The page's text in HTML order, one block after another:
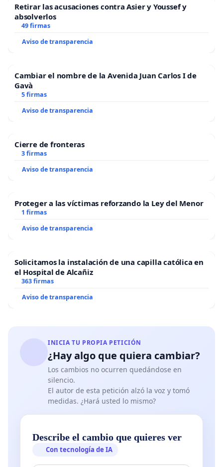
Retirar las acusaciones contra Asier y Youssef y
absolverlos
49 firmas
Aviso de transparencia
Cambiar el nombre de la Avenida Juan Carlos I de
Gavà
5 firmas
Aviso de transparencia
Cierre de fronteras
3 firmas
Aviso de transparencia
Proteger a las víctimas reforzando la Ley del Menor
1 firmas
Aviso de transparencia
Solicitamos la instalación de una capilla católica en
el Hospital de Alcañiz
363 firmas
Aviso de transparencia
INICIA TU PROPIA PETICIÓN
¿Hay algo que quiera cambiar?
Los cambios no ocurren quedándose en
silencio.
El autor de esta petición alzó la voz y tomó
medidas. ¿Hará usted lo mismo?
Describe el cambio que quieres ver
Con tecnología de IA